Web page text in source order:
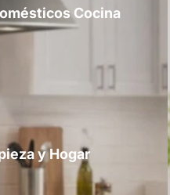
Cocina
y Hogar